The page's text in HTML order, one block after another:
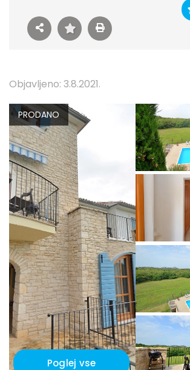
Objavljeno: 3.8.2021.
PRODANO
Poglej vse